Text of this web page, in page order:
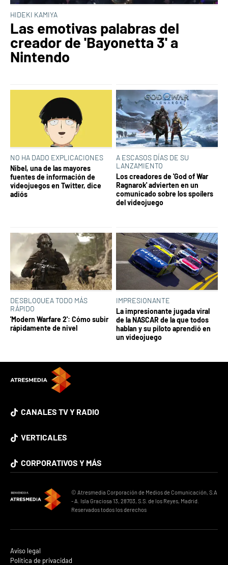
HIDEKI KAMIYA
Las emotivas palabras del
creador de 'Bayonetta 3' a
Nintendo
NO HA DADO EXPLICACIONES
Nibel, una de las mayores
fuentes de información de
videojuegos en Twitter, dice
adiós
A ESCASOS DÍAS DE SU
LANZAMIENTO
Los creadores de 'God of War
Ragnarok' advierten en un
comunicado sobre los spoílers
del videojuego
DESBLOQUEA TODO MÁS
RÁPIDO
'Modern Warfare 2': Cómo subir
rápidamente de nivel
IMPRESIONANTE
La impresionante jugada viral
de la NASCAR de la que todos
hablan y su piloto aprendió en
un videojuego
CANALES TV Y RADIO
VERTICALES
CORPORATIVOS Y MÁS
© Atresmedia Corporación de Medios de Comunicación, S.A
- A. Isla Graciosa 13, 28703, S.S. de los Reyes, Madrid.
Reservados todos los derechos
Aviso legal
Política de privacidad